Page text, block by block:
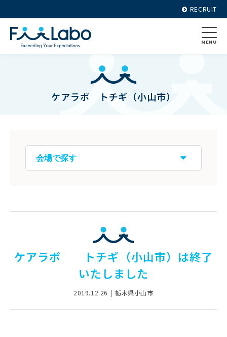
RECRUIT
MENU
ケアラボ トチギ（小山市）
ケアラボ トチギ（小山市）は終了
いたしました
2019.12.26 栃木県小山市